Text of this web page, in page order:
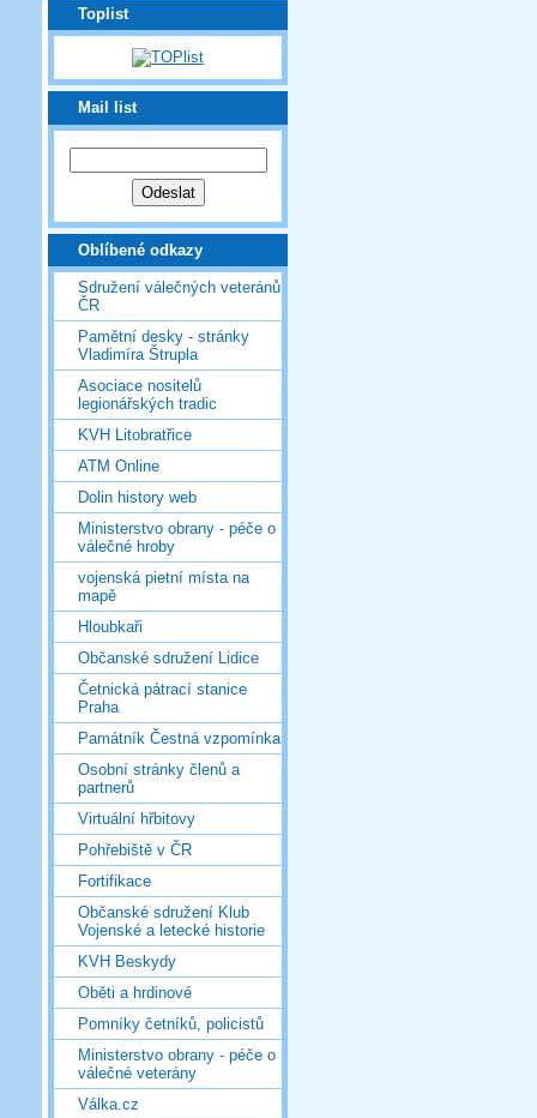
Toplist
Mail list
Oblíbené odkazy
Sdružení válečných veteránů
ČR
Pamětní desky - stránky
Vladimíra Štrupla
Asociace nositelů
legionářských tradic
KVH Litobratřice
ATM Online
Dolin history web
Ministerstvo obrany - péče o
válečné hroby
vojenská pietní místa na
mapě
Hloubkaři
Občanské sdružení Lidice
Četnická pátrací stanice
Praha
Památník Čestná vzpomínka
Osobní stránky členů a
partnerů
Virtuální hřbitovy
Pohřebiště v ČR
Fortifikace
Občanské sdružení Klub
Vojenské a letecké historie
KVH Beskydy
Oběti a hrdinové
Pomníky četníků, policistů
Ministerstvo obrany - péče o
válečné veterány
Válka.cz